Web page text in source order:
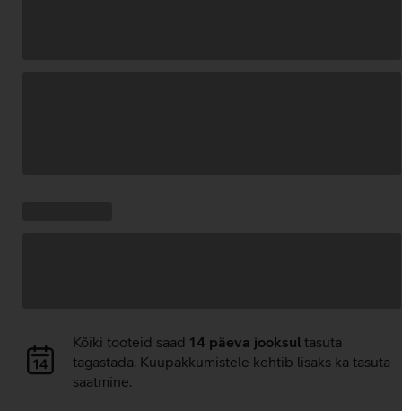
Andmete
laadimine
Kõiki tooteid saad 14 päeva jooksul tasuta
tagastada. Kuupakkumistele kehtib lisaks ka tasuta
saatmine.